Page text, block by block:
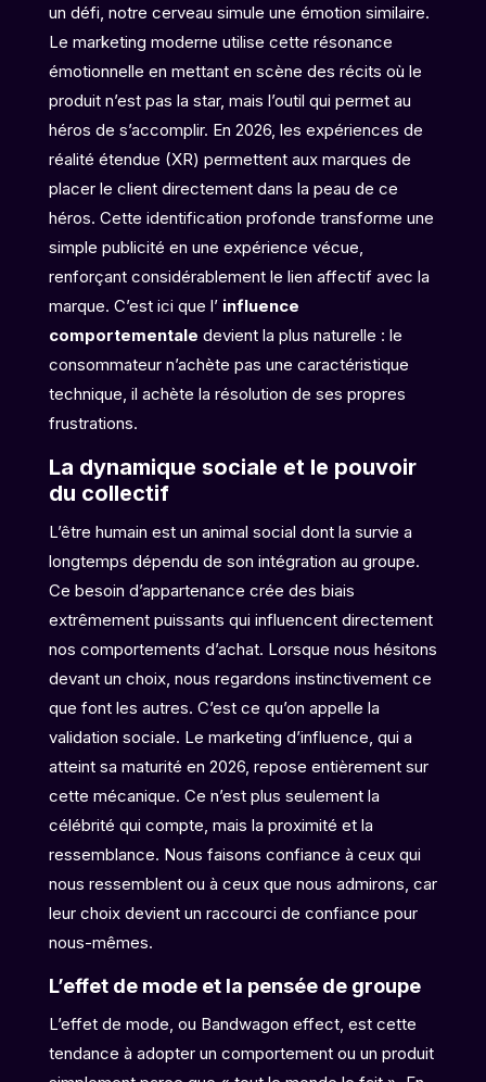
un défi, notre cerveau simule une émotion similaire.
Le marketing moderne utilise cette résonance
émotionnelle en mettant en scène des récits où le
produit n’est pas la star, mais l’outil qui permet au
héros de s’accomplir. En 2026, les expériences de
réalité étendue (XR) permettent aux marques de
placer le client directement dans la peau de ce
héros. Cette identification profonde transforme une
simple publicité en une expérience vécue,
renforçant considérablement le lien affectif avec la
marque. C’est ici que l’ influence
comportementale devient la plus naturelle : le
consommateur n’achète pas une caractéristique
technique, il achète la résolution de ses propres
frustrations.
La dynamique sociale et le pouvoir
du collectif
L’être humain est un animal social dont la survie a
longtemps dépendu de son intégration au groupe.
Ce besoin d’appartenance crée des biais
extrêmement puissants qui influencent directement
nos comportements d’achat. Lorsque nous hésitons
devant un choix, nous regardons instinctivement ce
que font les autres. C’est ce qu’on appelle la
validation sociale. Le marketing d’influence, qui a
atteint sa maturité en 2026, repose entièrement sur
cette mécanique. Ce n’est plus seulement la
célébrité qui compte, mais la proximité et la
ressemblance. Nous faisons confiance à ceux qui
nous ressemblent ou à ceux que nous admirons, car
leur choix devient un raccourci de confiance pour
nous-mêmes.
L’effet de mode et la pensée de groupe
L’effet de mode, ou Bandwagon effect, est cette
tendance à adopter un comportement ou un produit